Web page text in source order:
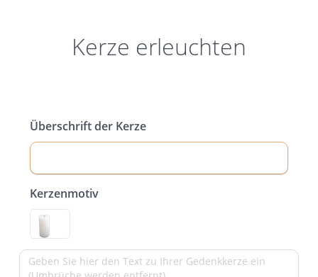
Kerze erleuchten
Überschrift der Kerze
Kerzenmotiv